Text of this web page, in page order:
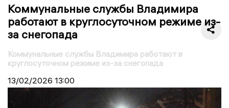
Коммунальные службы Владимира
работают в круглосуточном режиме из-
за снегопада
Коммунальные службы Владимира работают в
круглосуточном режиме из-за снегопада
13/02/2026 13:00